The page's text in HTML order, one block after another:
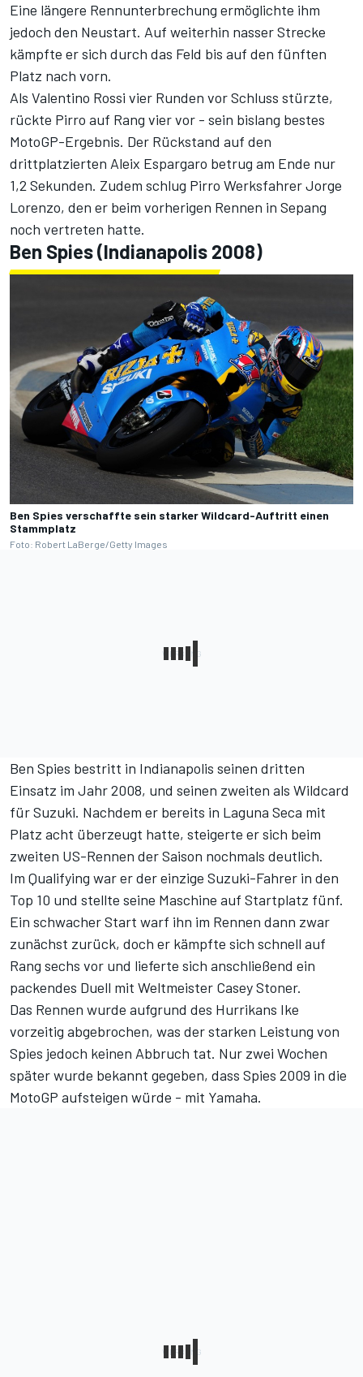
Eine längere Rennunterbrechung ermöglichte ihm
jedoch den Neustart. Auf weiterhin nasser Strecke
kämpfte er sich durch das Feld bis auf den fünften
Platz nach vorn.
Als Valentino Rossi vier Runden vor Schluss stürzte,
rückte Pirro auf Rang vier vor - sein bislang bestes
MotoGP-Ergebnis. Der Rückstand auf den
drittplatzierten Aleix Espargaro betrug am Ende nur
1,2 Sekunden. Zudem schlug Pirro Werksfahrer Jorge
Lorenzo, den er beim vorherigen Rennen in Sepang
noch vertreten hatte.
Ben Spies (Indianapolis 2008)
Ben Spies verschaffte sein starker Wildcard-Auftritt einen
Stammplatz
Foto: Robert LaBerge/Getty Images
Ben Spies bestritt in Indianapolis seinen dritten
Einsatz im Jahr 2008, und seinen zweiten als Wildcard
für Suzuki. Nachdem er bereits in Laguna Seca mit
Platz acht überzeugt hatte, steigerte er sich beim
zweiten US-Rennen der Saison nochmals deutlich.
Im Qualifying war er der einzige Suzuki-Fahrer in den
Top 10 und stellte seine Maschine auf Startplatz fünf.
Ein schwacher Start warf ihn im Rennen dann zwar
zunächst zurück, doch er kämpfte sich schnell auf
Rang sechs vor und lieferte sich anschließend ein
packendes Duell mit Weltmeister Casey Stoner.
Das Rennen wurde aufgrund des Hurrikans Ike
vorzeitig abgebrochen, was der starken Leistung von
Spies jedoch keinen Abbruch tat. Nur zwei Wochen
später wurde bekannt gegeben, dass Spies 2009 in die
MotoGP aufsteigen würde - mit Yamaha.